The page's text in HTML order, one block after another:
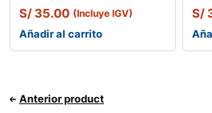
S/35.00 (Incluye IGV)
Añadir al carrito
S/
Anterior product